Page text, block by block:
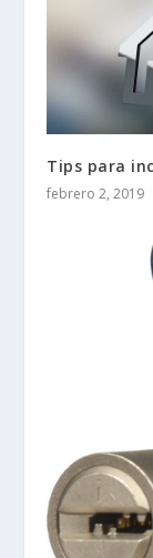
Tips para
febrero 2, 2019